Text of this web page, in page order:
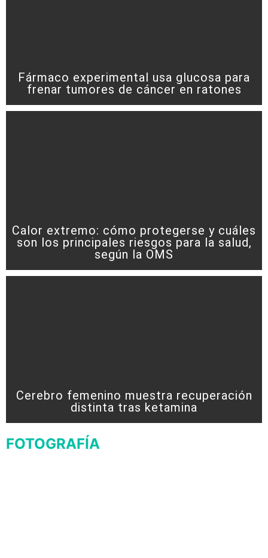
Fármaco experimental usa glucosa para
frenar tumores de cáncer en ratones
Calor extremo: cómo protegerse y cuáles
son los principales riesgos para la salud,
según la OMS
Cerebro femenino muestra recuperación
distinta tras ketamina
FOTOGRAFÍA